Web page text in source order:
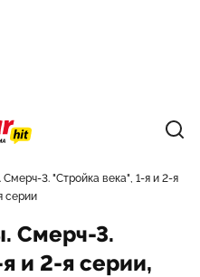
3. "Стройка века", 1-я и 2-я
серии
Смерч-3.
и 2-я серии,